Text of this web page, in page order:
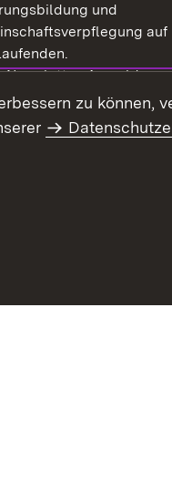
und
auf
Newsletter-Anmeldung
Archiv
zu können,